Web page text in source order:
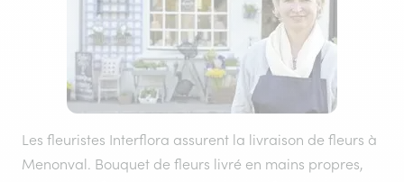
Les fleuristes Interflora assurent la livraison de fleurs à
Menonval. Bouquet de fleurs livré en mains propres,